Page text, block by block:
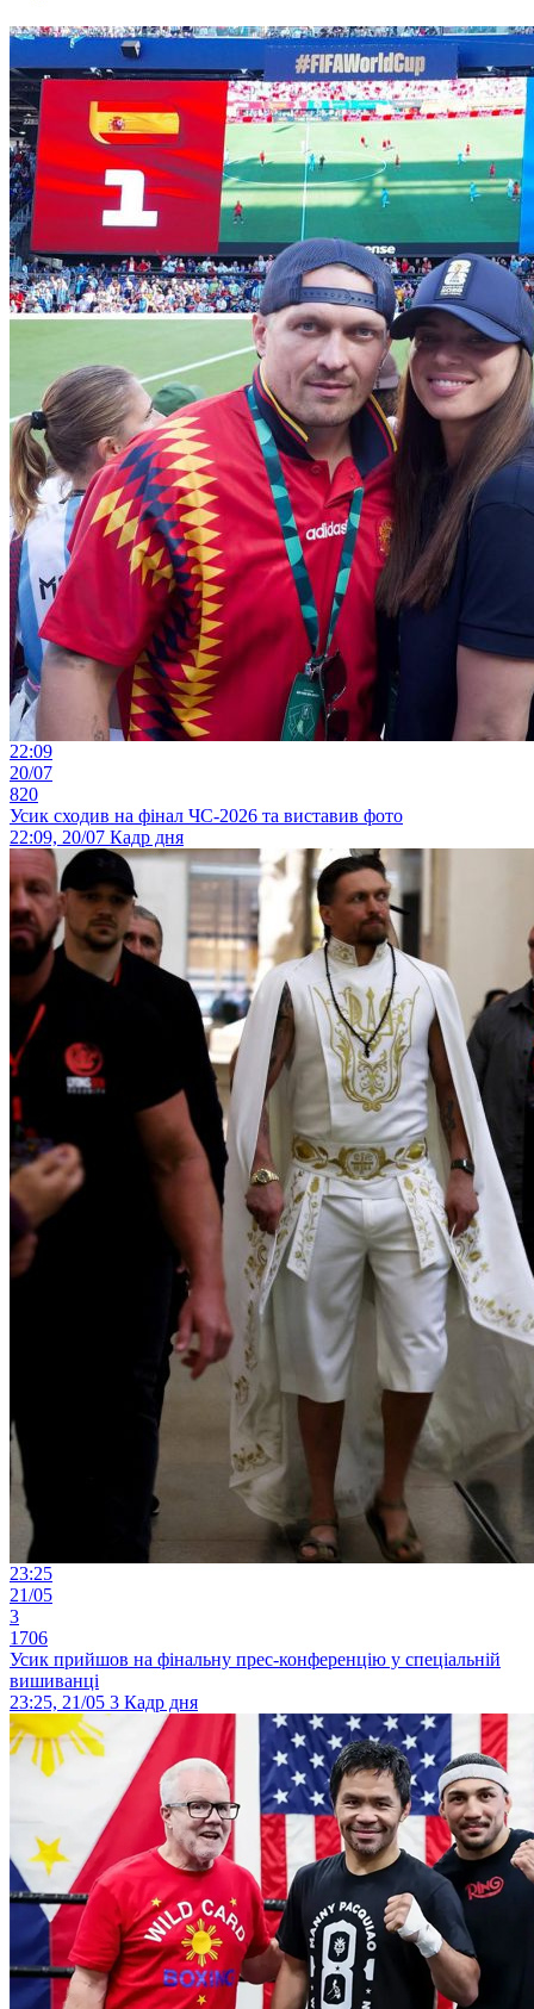
22:09
20/07
820
Усик сходив на фінал ЧС-2026 та виставив фото
22:09, 20/07 Кадр дня
23:25
21/05
3
1706
Усик прийшов на фінальну прес-конференцію у спеціальній
вишиванці
23:25, 21/05 3 Кадр дня